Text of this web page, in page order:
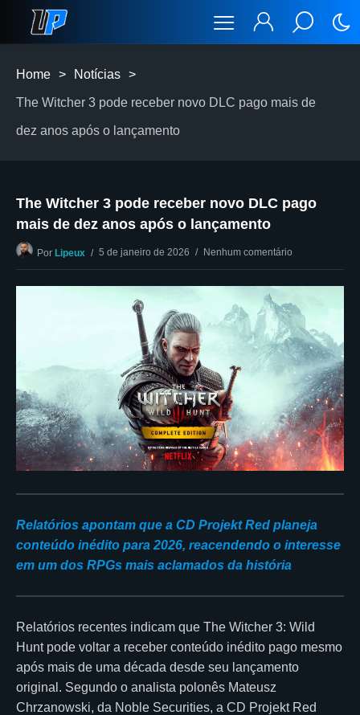
Home > Notícias >
The Witcher 3 pode receber novo DLC pago mais de
dez anos após o lançamento
The Witcher 3 pode receber novo DLC pago
mais de dez anos após o lançamento
Por Lipeux 5 de janeiro de 2026 Nenhum comentário
Relatórios apontam que a CD Projekt Red planeja
conteúdo inédito para 2026, reacendendo o interesse
em um dos RPGs mais aclamados da história
Relatórios recentes indicam que The Witcher 3: Wild
Hunt pode voltar a receber conteúdo inédito pago mesmo
após mais de uma década desde seu lançamento
original. Segundo o analista polonês Mateusz
Chrzanowski, da Noble Securities, a CD Projekt Red